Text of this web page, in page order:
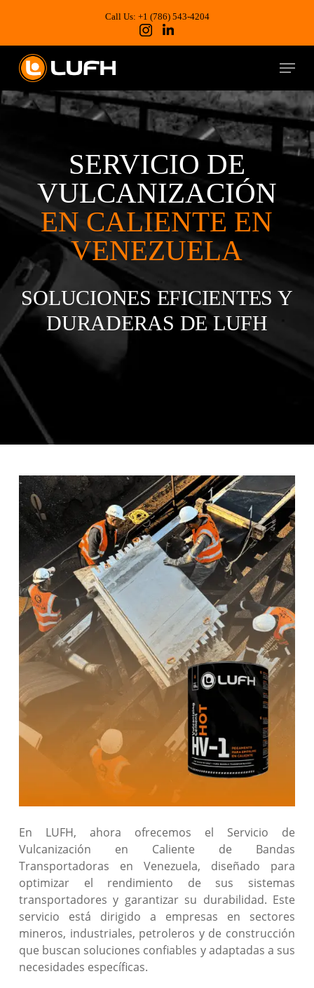
Call Us: +1 (786) 543-4204
Menu
SERVICIO DE
VULCANIZACIÓN
EN CALIENTE EN
VENEZUELA
SOLUCIONES EFICIENTES Y
DURADERAS DE LUFH
En LUFH, ahora ofrecemos el Servicio de
Vulcanización en Caliente de Bandas
Transportadoras en Venezuela, diseñado para
optimizar el rendimiento de sus sistemas
transportadores y garantizar su durabilidad. Este
servicio está dirigido a empresas en sectores
mineros, industriales, petroleros y de construcción
que buscan soluciones confiables y adaptadas a sus
necesidades específicas.